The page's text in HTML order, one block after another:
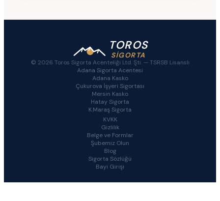
TOROS
SİGORTA
© 2026 Toros Sigorta Acenteliği Ltd. Şti. —TSRSB Lisanslı
Adana Sigorta Acentesi
Adana Kasko
Çukurova İşyeri Sigortası
Mersin Kasko
Hatay Sigorta
K.Maraş Sigorta
KVKK
Gizlilik
Belge ve Formlar
Şubemiz Olun
Blog
Sigorta Sözlüğü
Bayi Girişi